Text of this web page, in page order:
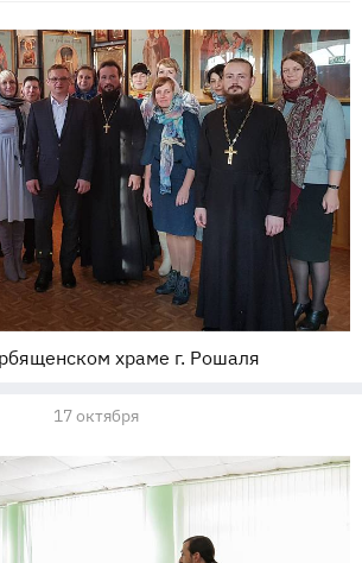
храме г. Рошаля
17 октября